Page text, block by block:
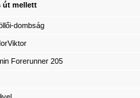
út mellett
dombság
Forerunner 205